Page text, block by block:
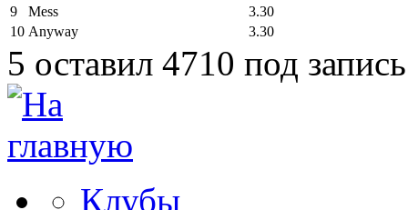
9
Mess
3.30
10 Anyway 3.30
5 оставил 4710 под
Клубы